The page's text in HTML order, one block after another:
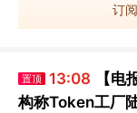
订
置顶 13:08
【
构称Token工厂